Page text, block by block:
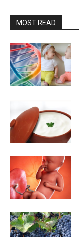
MOST READ